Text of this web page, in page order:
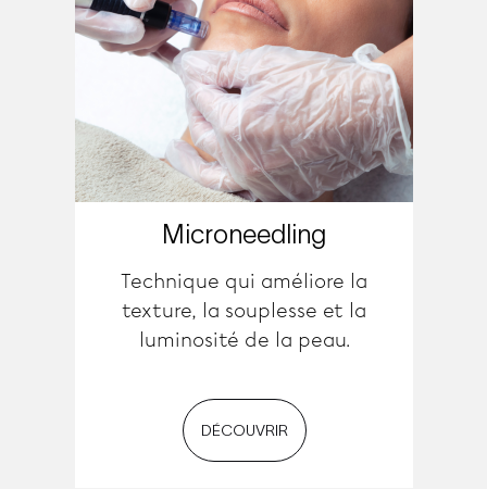
Microneedling
Technique qui améliore la
texture, la souplesse et la
luminosité de la peau.
DÉCOUVRIR